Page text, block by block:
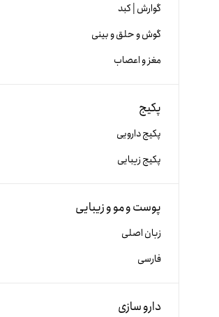
گوارش | کبد
گوش و حلق و بینی
مغز و اعصاب
پکیج
پکیج دارویی
پکیج زیبایی
پوست و مو و زیبایی
زبان اصلی
فارسی
دارو سازی